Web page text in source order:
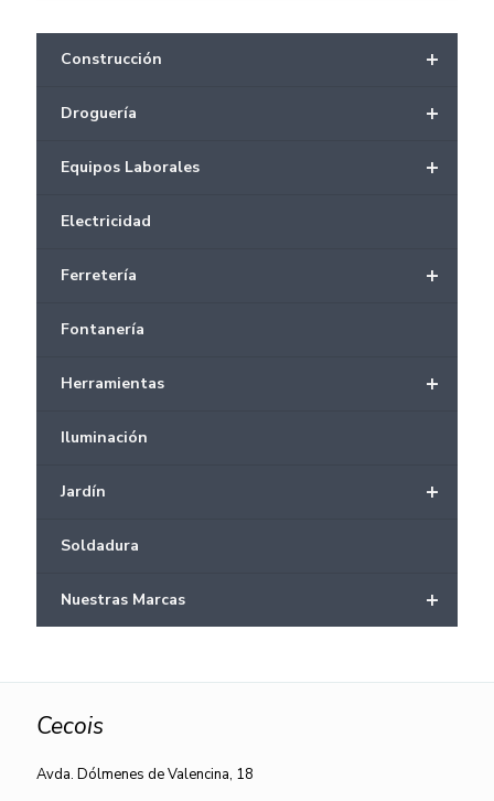
+
Construcción
+
Droguería
+
Equipos Laborales
Electricidad
+
Ferretería
Fontanería
+
Herramientas
Iluminación
+
Jardín
Soldadura
+
Nuestras Marcas
Cecois
Avda. Dólmenes de Valencina, 18